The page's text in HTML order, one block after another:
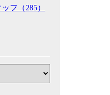
フ（285）